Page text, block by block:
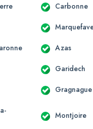
Carbonne
Azas
Garidech
Gragnague
Montjoire